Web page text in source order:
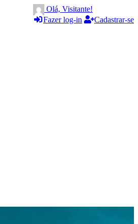
Olá, Visitante!
Fazer log-in
Cadastrar-se